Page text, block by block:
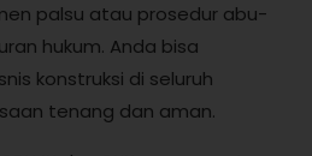
palsu atau prosedur abu-
hukum. Anda bisa
konstruksi di seluruh
tenang dan aman.